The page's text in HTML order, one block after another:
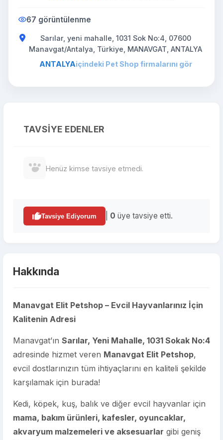
67 görüntülenme
Sarılar, yeni mahalle, 1031 Sok No:4, 07600
Manavgat/Antalya, Türkiye, MANAVGAT, ANTALYA
ANTALYAiçindeki Pet Shop firmalarını gör
TAVSIYE EDENLER
Henüz kimse tavsiye etmedi.
Tavsiye Ediyorum 0 üye tavsiye etti.
Hakkında
Manavgat Elit Petshop – Evcil Hayvanlarınız İçin
Kalitenin Adresi
Manavgat’ın Sarılar, Yeni Mahalle, 1031 Sokak No:4
adresinde hizmet veren Manavgat Elit Petshop,
evcil dostlarınızın tüm ihtiyaçlarını en kaliteli şekilde
karşılamak için burada!
Kedi, köpek, kuş, balık ve diğer evcil hayvanlar için
mama, bakım ürünleri, kafesler, oyuncaklar,
akvaryum malzemeleri ve aksesuarlar gibi geniş